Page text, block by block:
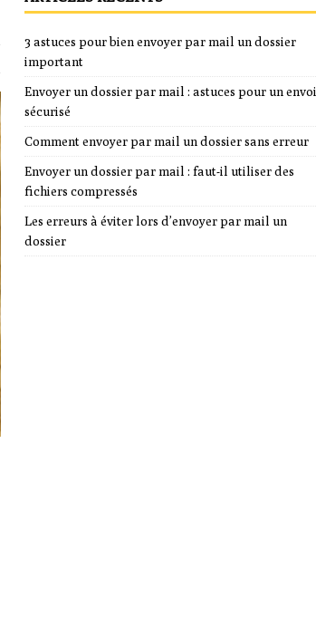
3 astuces pour bien envoyer par mail un dossier
important
Envoyer un dossier par mail : astuces pour un envoi
sécurisé
Comment envoyer par mail un dossier sans erreur
Envoyer un dossier par mail : faut-il utiliser des
fichiers compressés
Les erreurs à éviter lors d’envoyer par mail un
dossier